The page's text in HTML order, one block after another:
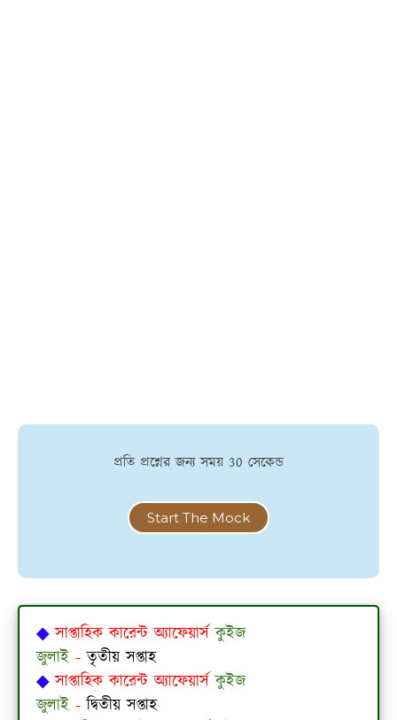
প্রতি প্রশ্নের জন্য সময় 30 সেকেন্ড
Start The Mock
◆ সাপ্তাহিক কারেন্ট অ্যাফেয়ার্স কুইজ
জুলাই -তৃতীয়সপ্তাহ
◆ সাপ্তাহিক কারেন্ট অ্যাফেয়ার্স কুইজ
জুলাই -দ্বিতীয়সপ্তাহ